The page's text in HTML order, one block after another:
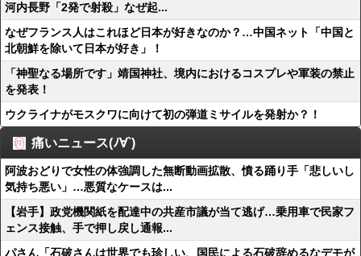
河内長野「2発で射殺」なぜ起...
なぜフランス人はこれほど日本が好きなのか？…中国ネット「中国と
北朝鮮を除いて日本が好き」！
「神聖なる場所です」靖国神社、境内におけるコスプレや軍装の禁止
を発表！
ウクライナがモスクワに向けて初の弾道ミサイルを発射か？！
痛いニュース(ﾉ∀`)
阿波おどりで女性の体強調した無断動画拡散、憤る踊り手「悲しいし
気持ち悪い」…悪質なケースは...
【岩手】政党機関紙を配達中の共産市議が当て逃げ…乗用車で民家フ
ェンス接触、手で押し戻し通報...
パさん「石破さんは世界でも珍しい、国民による石破辞めるなデモが